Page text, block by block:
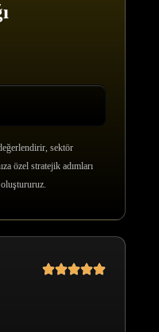
sektör
özel stratejik adımları